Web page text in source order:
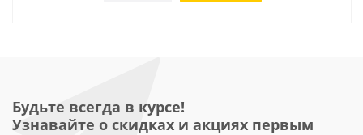
Будьте всегда в курсе!
Узнавайте о скидках и акциях первым